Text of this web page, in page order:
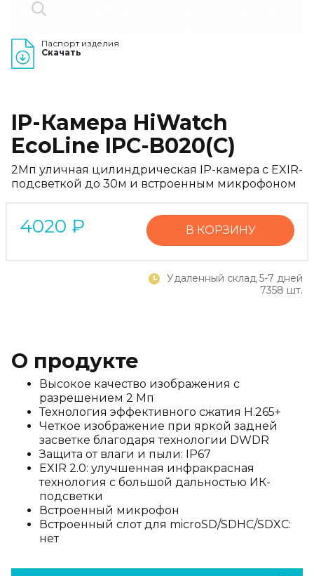
Паспорт изделия
Скачать
IP-Камера HiWatch
EcoLine IPC-B020(C)
2Мп уличная цилиндрическая IP-камера с EXIR-
подсветкой до 30м и встроенным микрофоном
4020 ₽ В КОРЗИНУ
Удаленный склад 5-7 дней
7358 шт.
О продукте
Высокое качество изображения с
разрешением 2 Мп
Технология эффективного сжатия H.265+
Четкое изображение при яркой задней
засветке благодаря технологии DWDR
Защита от влаги и пыли: IP67
EXIR 2.0: улучшенная инфракрасная
технология с большой дальностью ИК-
подсветки
Встроенный микрофон
Встроенный слот для microSD/SDHC/SDXC:
нет